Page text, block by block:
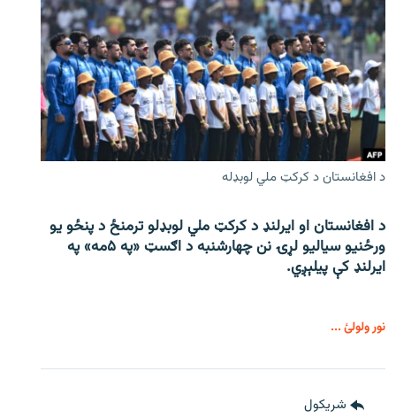
د افغانستان د کرکټ ملي لوبډله
د افغانستان او ایرلنډ د کرکټ ملي لوبډلو ترمنځ د پنځو یو
ورځنیو سیالیو لړۍ نن چهارشنبه د اګسټ «په ۵مه» په
ایرلنډ کې پیلېږي.
نور ولولئ ...
شريکول